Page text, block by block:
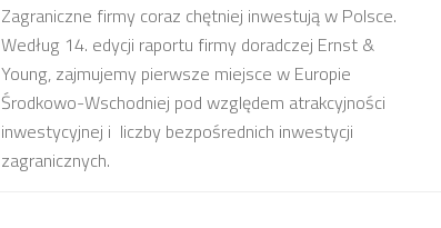
Zagraniczne firmy coraz chętniej inwestują w Polsce.
Według 14. edycji raportu firmy doradczej Ernst &
Young, zajmujemy pierwsze miejsce w Europie
Środkowo-Wschodniej pod względem atrakcyjności
inwestycyjnej i liczby bezpośrednich inwestycji
zagranicznych.